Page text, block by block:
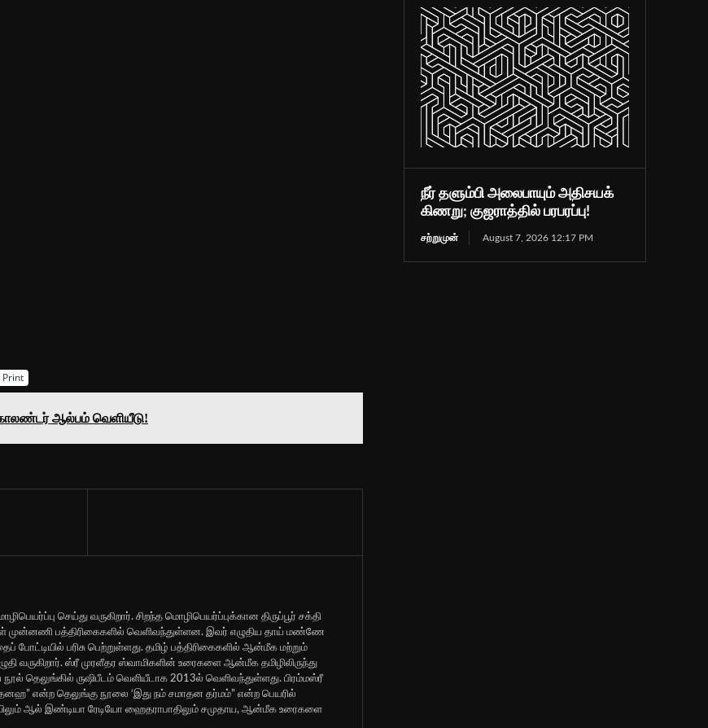
Print
காலண்டர் ஆல்பம் வெளியீடு!
செய்து வருகிறார். சிறந்த மொழிபெயர்ப்புக்கான திருப்பூர் சக்தி
முன்னணி பத்திரிகைகளில் வெளிவந்துள்ளன. இவர் எழுதிய தாய் மண்ணே
பரிசு பெற்றுள்ளது. தமிழ் பத்திரிகைகளில் ஆன்மீக மற்றும்
வருகிறார். ஸ்ரீ முரளீதர ஸ்வாமிகளின் உரைகளை ஆன்மீக தமிழிலிருந்து
தெலுங்கில் ருஷிபீடம் வெளியீடாக 2013ல் வெளிவந்துள்ளது. பிரம்மஸ்ரீ
என்ற தெலுங்கு நூலை ‘இது நம் சமாதன தர்மம்” என்ற பெயரில்
ஆல் இண்டியா ரேடியோ ஹைதராபாதிலும் சமுதாய, ஆன்மீக உரைகளை
நீர் தளும்பி அலைபாயும் அதிசயக்
கிணறு; குஜராத்தில் பரபரப்பு!
சற்றுமுன் August 7, 2026 12:17 PM